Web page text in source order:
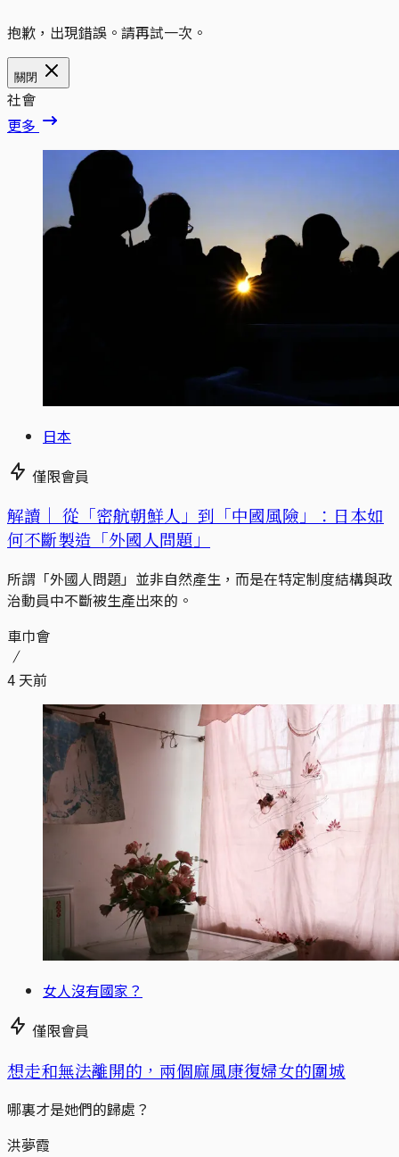
抱歉，出現錯誤。請再試一次。
關閉
社會
更多
日本
僅限會員
解讀｜ 從「密航朝鮮人」到「中國風險」：日本如
何不斷製造「外國人問題」
所謂「外國人問題」並非自然產生，而是在特定制度結構與政
治動員中不斷被生產出來的。
車巾會
4 天前
女人沒有國家？
僅限會員
想走和無法離開的，兩個麻風康復婦女的圍城
哪裏才是她們的歸處？
洪夢霞